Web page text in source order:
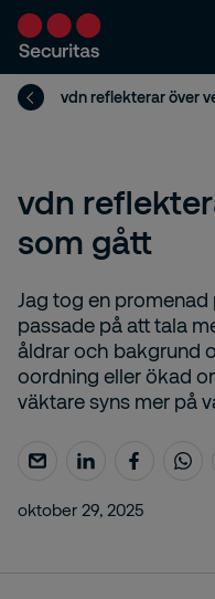
vdn reflekterar över
vdn
som gått
Jag tog en
passade på att tala
åldrar och bakgrund
oordning eller ökad
väktare syns mer på
oktober 29, 2025